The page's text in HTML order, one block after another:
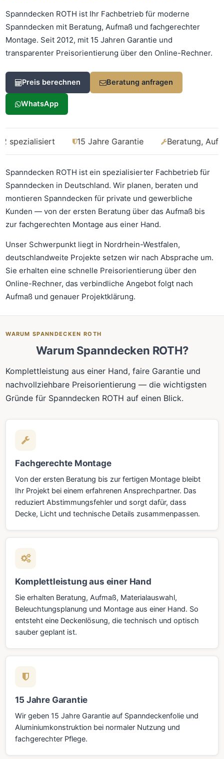
Richtwert sofort sehen
Ausführliche Beratung
Professionelle Montage
FLÄCHE (M²)
Fläche wird in den großen Rechner übernommen.
Spanndecken ROTH ist Ihr Fachbetrieb für moderne
Spanndecken mit Beratung, Aufmaß und fachgerechter
Montage. Seit 2012, mit 15 Jahren Garantie und
transparenter Preisorientierung über den Online-Rechner.
Preis berechnen Beratung anfragen
WhatsApp
15 Jahre Garantie Beratung, Aufmaß und
Spanndecken ROTH ist ein spezialisierter Fachbetrieb für
Spanndecken in Deutschland. Wir planen, beraten und
montieren Spanndecken für private und gewerbliche
Kunden — von der ersten Beratung über das Aufmaß bis
zur fachgerechten Montage aus einer Hand.
Unser Schwerpunkt liegt in Nordrhein-Westfalen,
deutschlandweite Projekte setzen wir nach Absprache um.
Sie erhalten eine schnelle Preisorientierung über den
Online-Rechner, das verbindliche Angebot folgt nach
Aufmaß und genauer Projektklärung.
WARUM SPANNDECKEN ROTH
Warum Spanndecken ROTH?
Komplettleistung aus einer Hand, faire Garantie und
nachvollziehbare Preisorientierung — die wichtigsten
Gründe für Spanndecken ROTH auf einen Blick.
Fachgerechte Montage
Von der ersten Beratung bis zur fertigen Montage bleibt
Ihr Projekt bei einem erfahrenen Ansprechpartner. Das
reduziert Abstimmungsfehler und sorgt dafür, dass
Decke, Licht und technische Details zusammenpassen.
Komplettleistung aus einer Hand
Sie erhalten Beratung, Aufmaß, Materialauswahl,
Beleuchtungsplanung und Montage aus einer Hand. So
entsteht eine Deckenlösung, die technisch und optisch
sauber geplant ist.
15 Jahre Garantie
Wir geben 15 Jahre Garantie auf Spanndeckenfolie und
Aluminiumkonstruktion bei normaler Nutzung und
fachgerechter Pflege.